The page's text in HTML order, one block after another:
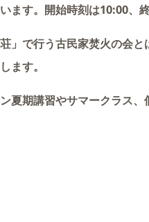
ます。開始時刻は10:00、
」で行う古民家焚火の会
ます。
夏期講習やサマークラス